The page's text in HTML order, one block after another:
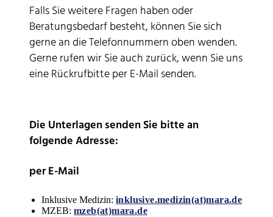
Falls Sie weitere Fragen haben oder
Beratungsbedarf besteht, können Sie sich
gerne an die Telefonnummern oben wenden.
Gerne rufen wir Sie auch zurück, wenn Sie uns
eine Rückrufbitte per E-Mail senden.
Die Unterlagen senden Sie bitte an
folgende Adresse:
per E-Mail
Inklusive Medizin: inklusive.medizin(at)mara.de
MZEB: mzeb(at)mara.de